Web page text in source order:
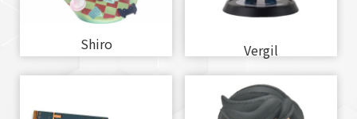
Shiro Vergil